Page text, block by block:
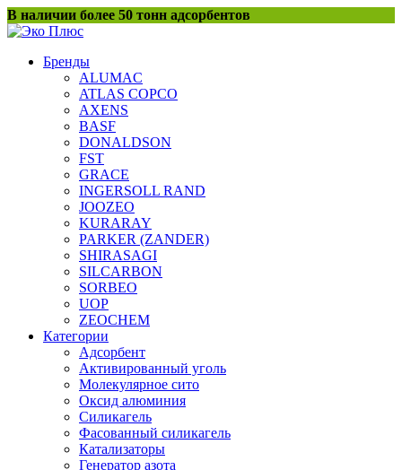
Перейти
к
В наличии более 50 тонн адсорбентов
Бренды
ALUMAC
ATLAS COPCO
AXENS
BASF
DONALDSON
FST
GRACE
INGERSOLL RAND
JOOZEO
KURARAY
PARKER (ZANDER)
SHIRASAGI
SILCARBON
SORBEO
UOP
ZEOCHEM
Категории
Адсорбент
Активированный уголь
Молекулярное сито
Оксид алюминия
Силикагель
Фасованный силикагель
Катализаторы
Генератор азота